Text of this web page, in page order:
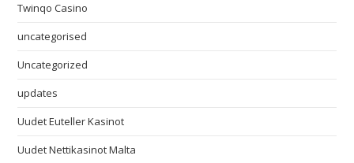
Twinqo Casino
uncategorised
Uncategorized
updates
Uudet Euteller Kasinot
Uudet Nettikasinot Malta